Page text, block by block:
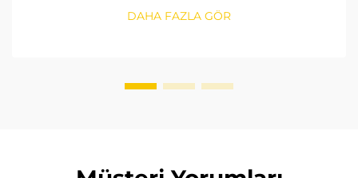
faktörü keşfedin. Satın alma kılavuzunuzu hemen
edinin.
DAHA FAZLA GÖR